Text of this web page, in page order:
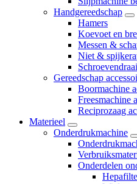
Handgereedschap
Hamers
Koevoet en
Messen &
Niet &
Gereedschap
Boormachine
Freesmachine
Reciprozaag
Materieel
Onderdrukmachine
Onderdelen